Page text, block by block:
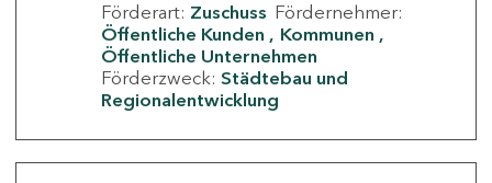
Förderart: Zuschuss Fördernehmer:
Öffentliche Kunden
Kommunen
Öffentliche Unternehmen
Förderzweck: Städtebau und
Regionalentwicklung